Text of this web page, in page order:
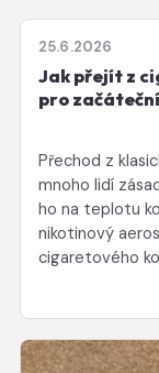
25.6.2026
Jak přejít z
pro
Přechod z
mnoho lidí
ho na teplotu
nikotinový
cigaretového